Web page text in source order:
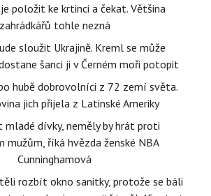
položit ke krtinci a čekat. Většina
zahrádkářů tohle nezná
sloužit Ukrajině. Kreml se může
šanci ji v Černém moři potopit
hubě dobrovolníci z 72 zemí světa.
jich přijela z Latinské Ameriky
mladé dívky, neměly by hrát proti
mužům, říká hvězda ženské NBA
Cunninghamová
rozbít okno sanitky, protože se báli